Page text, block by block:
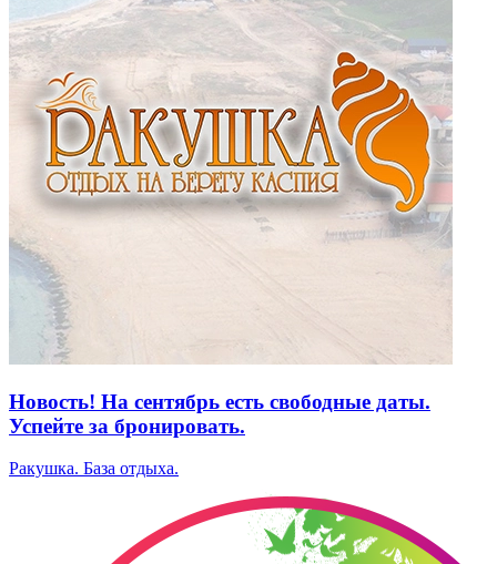
Новость! На сентябрь есть свободные даты.
Успейте за бронировать.
Ракушка. База отдыха.